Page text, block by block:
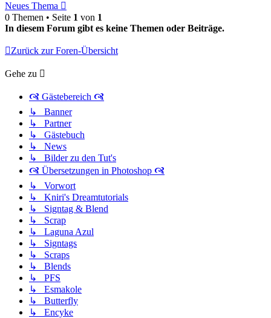
Neues Thema
0 Themen • Seite 1 von 1
In diesem Forum gibt es keine Themen oder Beiträge.
Zurück zur Foren-Übersicht
Gehe zu
🙧 Gästebereich 🙧
↳ Banner
↳ Partner
↳ Gästebuch
↳ News
↳ Bilder zu den Tut's
🙧 Übersetzungen in Photoshop 🙧
↳ Vorwort
↳ Kniri's Dreamtutorials
↳ Signtag & Blend
↳ Scrap
↳ Laguna Azul
↳ Signtags
↳ Scraps
↳ Blends
↳ PFS
↳ Esmakole
↳ Butterfly
↳ Encyke